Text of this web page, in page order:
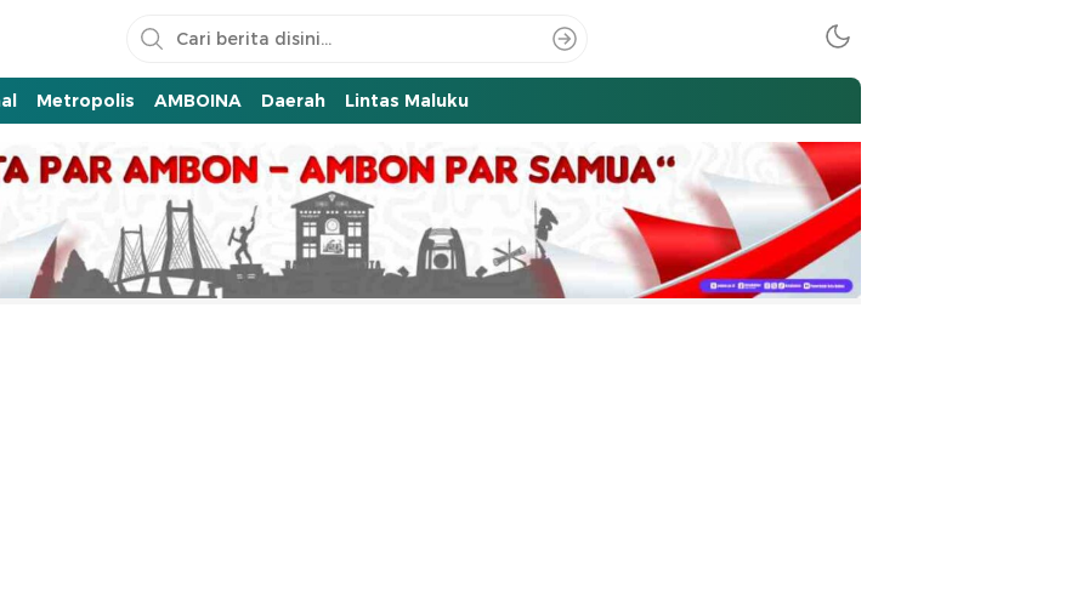
Metropolis AMBOINA Daerah Lintas Maluku